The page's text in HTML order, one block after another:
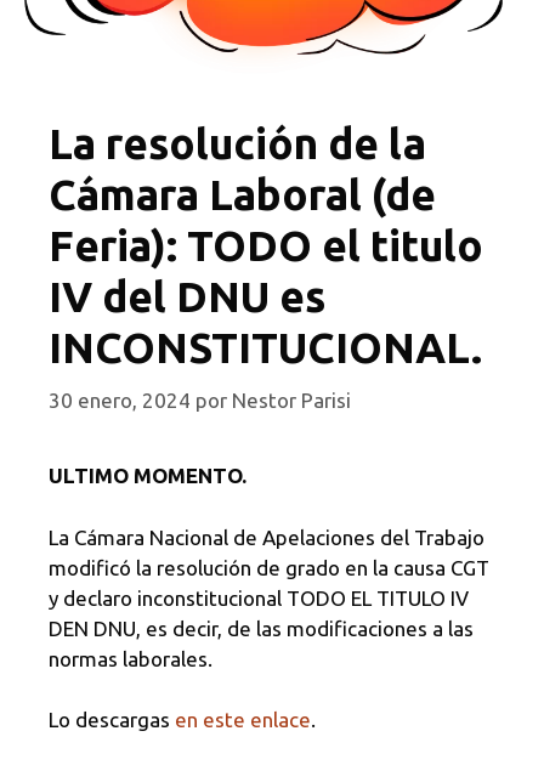
La resolución de la
Cámara Laboral (de
Feria): TODO el titulo
IV del DNU es
INCONSTITUCIONAL.
30 enero, 2024 por Nestor Parisi
ULTIMO MOMENTO.
La Cámara Nacional de Apelaciones del Trabajo
modificó la resolución de grado en la causa CGT
y declaro inconstitucional TODO EL TITULO IV
DEN DNU, es decir, de las modificaciones a las
normas laborales.
Lo descargas en este enlace.